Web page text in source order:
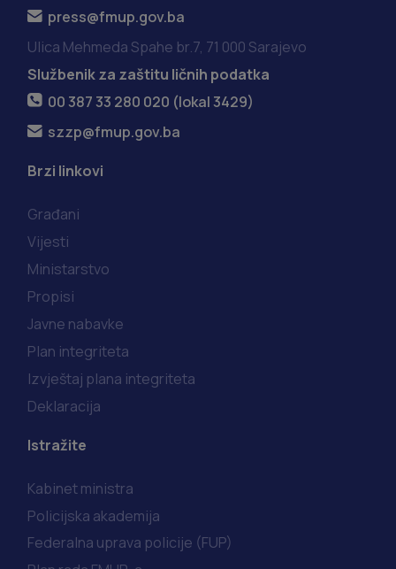
press@fmup.gov.ba
Ulica Mehmeda Spahe br.7, 71 000 Sarajevo
Službenik za zaštitu ličnih podatka
00 387 33 280 020 (lokal 3429)
szzp@fmup.gov.ba
Brzi linkovi
Građani
Vijesti
Ministarstvo
Propisi
Javne nabavke
Plan integriteta
Izvještaj plana integriteta
Deklaracija
Istražite
Kabinet ministra
Policijska akademija
Federalna uprava policije (FUP)